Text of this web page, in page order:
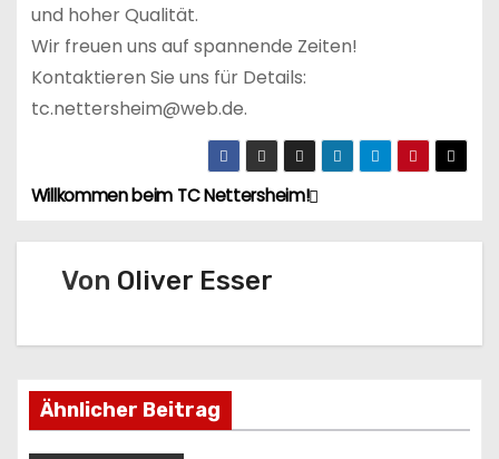
und hoher Qualität.
Wir freuen uns auf spannende Zeiten!
Kontaktieren Sie uns für Details:
tc.nettersheim@web.de.
B
e
t
r
a
Willkommen beim TC Nettersheim!
Von Oliver Esser
Ähnlicher Beitrag